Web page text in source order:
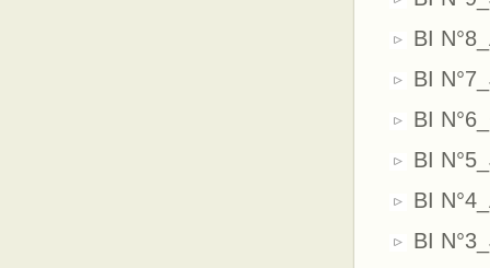
BI
BI
BI
BI
BI
BI